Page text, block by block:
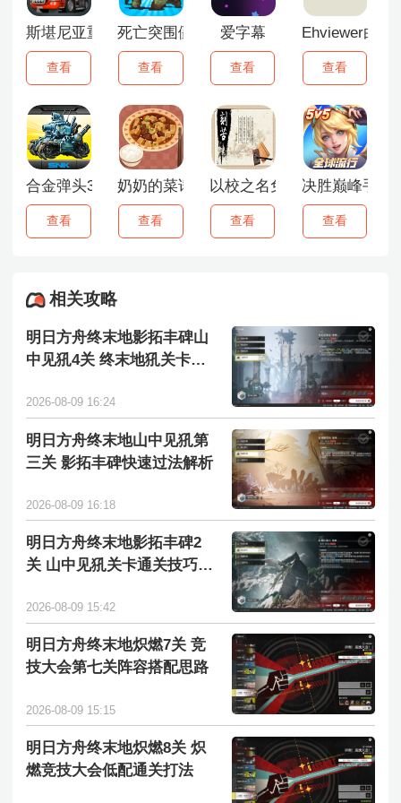
斯堪尼亚重卡驾驶模拟器
查看
死亡突围僵尸战争召唤版
查看
爱字幕
查看
Ehviewer白色
查看
合金弹头3手机版
查看
奶奶的菜谱
查看
以校之名免广告版
查看
决胜巅峰手游
查看
相关攻略
明日方舟终末地影拓丰碑山
中见犼4关 终末地犼关卡全
2026-08-09 16:24
明日方舟终末地山中见犼第
三关 影拓丰碑快速过法解析
2026-08-09 16:18
明日方舟终末地影拓丰碑2
关 山中见犼关卡通关技巧分
2026-08-09 15:42
明日方舟终末地炽燃7关 竞
技大会第七关阵容搭配思路
2026-08-09 15:15
明日方舟终末地炽燃8关 炽
燃竞技大会低配通关打法